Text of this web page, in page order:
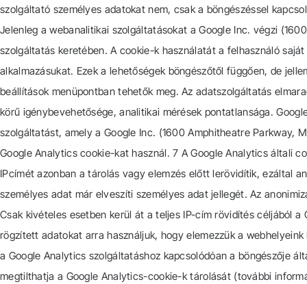
szolgáltató személyes adatokat nem, csak a böngészéssel
Jelenleg a webanalitikai szolgáltatásokat a Google Inc. végzi
szolgáltatás keretében. A cookie-k használatát a felhasználó
alkalmazásukat. Ezek a lehetőségek böngészőtől függően, de
beállítások menüpontban tehetők meg. Az adatszolgáltatás
körű igénybevehetősége, analitikai mérések pontatlansága.
szolgáltatást, amely a Google Inc. (1600 Amphitheatre Parkway,
Google Analytics cookie-kat használ. 7 A Google Analytics általi
IPcímét azonban a tárolás vagy elemzés előtt lerövidítik, ezáltal
személyes adat már elveszíti személyes adat jellegét. Az
Csak kivételes esetben kerül át a teljes IP-cím rövidítés céljából
rögzített adatokat arra használjuk, hogy elemezzük a
a Google Analytics szolgáltatáshoz kapcsolódóan a böngészője
megtilthatja a Google Analytics-cookie-k tárolását (további